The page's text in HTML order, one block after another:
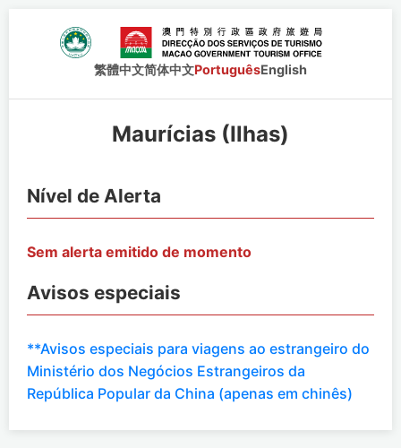
繁體中文简体中文PortuguêsEnglish
Maurícias (Ilhas)
Nível de Alerta
Sem alerta emitido de momento
Avisos especiais
**Avisos especiais para viagens ao estrangeiro do
Ministério dos Negócios Estrangeiros da
República Popular da China (apenas em chinês)